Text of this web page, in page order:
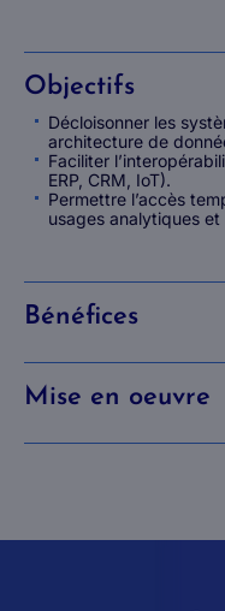
Objectifs
Décloisonner les
architecture de
Faciliter
ERP, CRM, IoT).
Permettre l’accès
usages analytiques et
Bénéfices
Mise en oeuvre